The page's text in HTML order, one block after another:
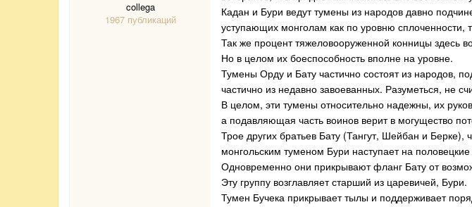
collega
1967 публикаций
Кадан и Бури ведут тумены из народов давно
уступающих монголам как по уровню сплоченности,
Так же процент тяжеловооруженной конницы здесь
Но в целом их боеспособность вполне на уровне.
Тумены Орду и Бату частично состоят из народов,
частично из недавно завоеванных. Разуметься, не
В целом, эти тумены относительно надежны, их
а подавляющая часть воинов верит в могущество
Трое других братьев Бату (Тангут, Шейбан и
монгольским туменом Бури наступает на половецкие
Одновременно они прикрывают фланг Бату от
Эту группу возглавляет старший из царевичей, Бури.
Тумен Бучека прикрывает тылы и поддерживает